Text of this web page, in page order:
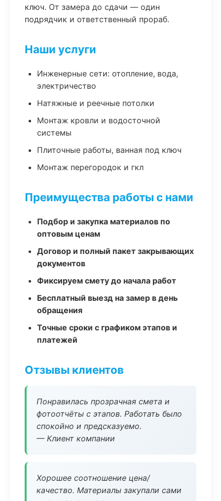
ключ. От замера до сдачи — один
подрядчик и ответственный прораб.
Наши услуги
Инженерные сети: отопление, вода,
электричество
Натяжные и реечные потолки
Монтаж кровли и водосточной
системы
Плиточные работы, ванная под ключ
Монтаж перегородок и гкл
Преимущества работы с нами
Подбор и закупка материалов по
оптовым ценам
Договор и полный пакет закрывающих
документов
Фиксируем смету до начала работ
Бесплатный выезд на замер в день
обращения
Точные сроки с графиком этапов и
платежей
Отзывы клиентов
Понравилась прозрачная смета и
фотоотчёты с этапов. Работать было
спокойно и предсказуемо.
— Клиент компании
Хорошее соотношение цена/
качество. Материалы закупали сами